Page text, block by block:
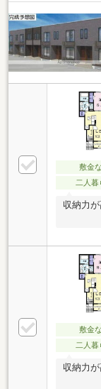
敷金
二人暮
収納力
敷金
二人暮
収納力